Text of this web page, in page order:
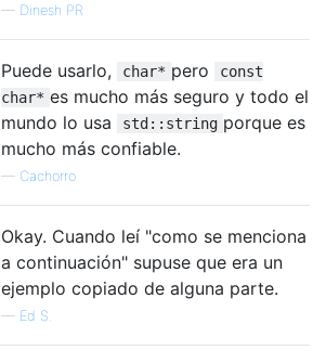
— Dinesh PR
Puede usarlo, char* pero
const
char* es mucho más seguro y todo el
mundo lo usa
std::string porque es
mucho más confiable.
— Cachorro
Okay. Cuando leí "como se menciona
a continuación" supuse que era un
ejemplo copiado de alguna parte.
— Ed S.